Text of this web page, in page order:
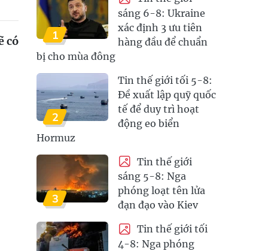
có
1
sáng 6-8: Ukraine
xác định 3 ưu tiên
hàng đầu để chuẩn
bị cho mùa đông
2
Tin thế giới tối 5-8:
Đề xuất lập quỹ quốc
tế để duy trì hoạt
động eo biển
Hormuz
3
Tin thế giới
sáng 5-8: Nga
phóng loạt tên lửa
đạn đạo vào Kiev
Tin thế giới tối
4-8: Nga phóng